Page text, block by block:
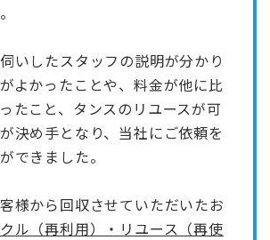
いしたスタッフの説明が分かり
よかったことや、料金が他に比
たこと、タンスのリユースが可
決め手となり、当社にご依頼を
できました。
様から回収させていただいたお
ル（再利用）・リユース（再使